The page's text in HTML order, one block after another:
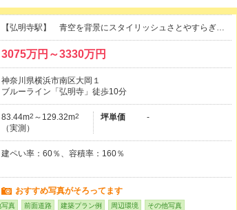
【弘明寺駅】 青空を背景にスタイリッシュさとやすらぎ…
3075万円～3330万円
神奈川県横浜市南区大岡１
ブルーライン「弘明寺」徒歩10分
83.44m2 ～129.32m2
（実測）
坪単価 -
建ペい率：60％、容積率：160％
おすすめ写真がそろってます
写真 前面道路 建築プラン例 周辺環境 その他写真